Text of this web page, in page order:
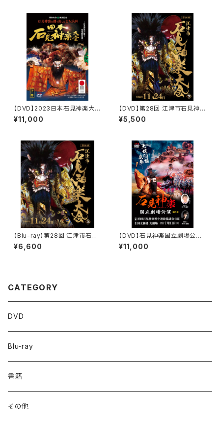
【DVD】2023日本石見神楽大会
〈上下2巻セット〉
¥11,000
【DVD】第28回 江津市石見神楽
大会（2024年）〈下巻〉
¥5,500
【Blu-ray】第28回 江津市石見
神楽大会（2024年）〈上巻〉
¥6,600
【DVD】石見神楽国立劇場公演
（2022年）〈第1部・第2部 2巻
セット〉
¥11,000
CATEGORY
DVD
Blu-ray
書籍
その他